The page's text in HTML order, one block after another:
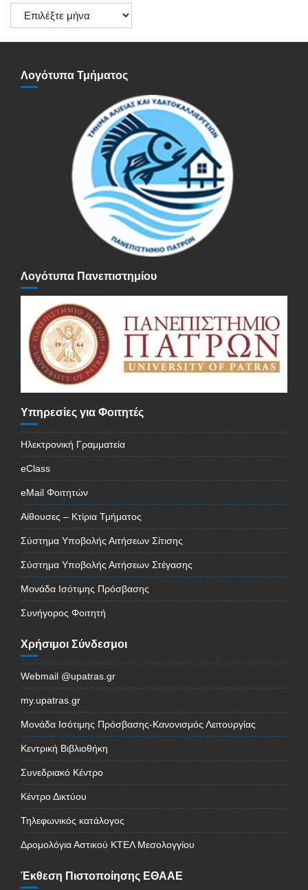
Ιστορικό
Ανακοινώσεων
Λογότυπα Τμήματος
Λογότυπα Πανεπιστημίου
Υπηρεσίες για Φοιτητές
Ηλεκτρονική Γραμματεία
eClass
eMail Φοιτητών
Αίθουσες – Κτίρια Τμήματος
Σύστημα Υποβολής Αιτήσεων Σίτισης
Σύστημα Υποβολής Αιτήσεων Στέγασης
Μονάδα Ισότιμης Πρόσβασης
Συνήγορος Φοιτητή
Χρήσιμοι Σύνδεσμοι
Webmail @upatras.gr
my.upatras.gr
Μονάδα Ισότιμης Πρόσβασης-Κανονισμός Λειτουργίας
Κεντρική Βιβλιοθήκη
Συνεδριακό Κέντρο
Κέντρο Δικτύου
Τηλεφωνικός κατάλογος
Δρομολόγια Αστικού ΚΤΕΛ Μεσολογγίου
Έκθεση Πιστοποίησης ΕΘΑΑΕ